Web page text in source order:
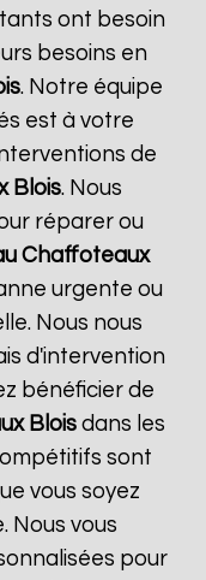
ont besoin
besoins en
. Notre équipe
est à votre
de
Blois. Nous
réparer ou
Chaffoteaux
urgente ou
Nous nous
d'intervention
bénéficier de
Bloisdans les
sont
vous soyez
Nous vous
pour